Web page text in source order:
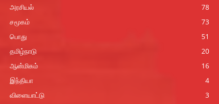
அரசியல்
78
சமூகம்
73
பொது
51
தமிழ்நாடு
20
ஆன்மிகம்
16
இந்தியா
4
விளையாட்டு
3